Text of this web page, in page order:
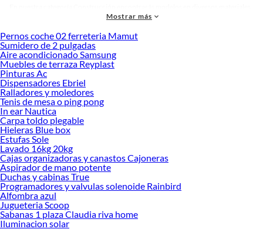
medidas, colores y demás características específicas de tu preferencia. Recuerda
proyectos en las mejores marcas de calidad y con garantía.
Precios de Construcción en Sodimac Perú
Si buscar ahorrar, estás en la tienda correcta porque en Sodimac tenemos
nuestra política de precios bajos garantizados en Construcción, así que no
dudes más y compra online este producto con sus complementos para que
termines tu proyecto al 100% a un costo económico. Además, elige entre las
opciones de delivery o recojo en tienda.
Las mejores marcas de Construcción
Sabemos que la calidad, confianza y seguridad son factores importantes al
momento de decidir qué modelo comprar, por ello contamos con una amplia
oferta de marcas prestigiosas y reconocidas en Construcción. De esta manera,
inviertes en durabilidad, rendimiento, excelencia y satisfacción garantizada.
Mostrar más
Pernos coche 02 ferreteria Mamut
Sumidero de 2 pulgadas
Aire acondicionado Samsung
Muebles de terraza Reyplast
Pinturas Ac
Dispensadores Ebriel
Ralladores y moledores
Tenis de mesa o ping pong
In ear Nautica
Carpa toldo plegable
Hieleras Blue box
Estufas Sole
Lavado 16kg 20kg
Cajas organizadoras y canastos Cajoneras
Aspirador de mano potente
Duchas y cabinas True
Programadores y valvulas solenoide Rainbird
Alfombra azul
Jugueteria Scoop
Sabanas 1 plaza Claudia riva home
Iluminacion solar